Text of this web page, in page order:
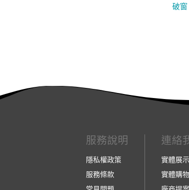
破窗
服務說明
隱私權政策
服務條款
連絡
實體展
實體購